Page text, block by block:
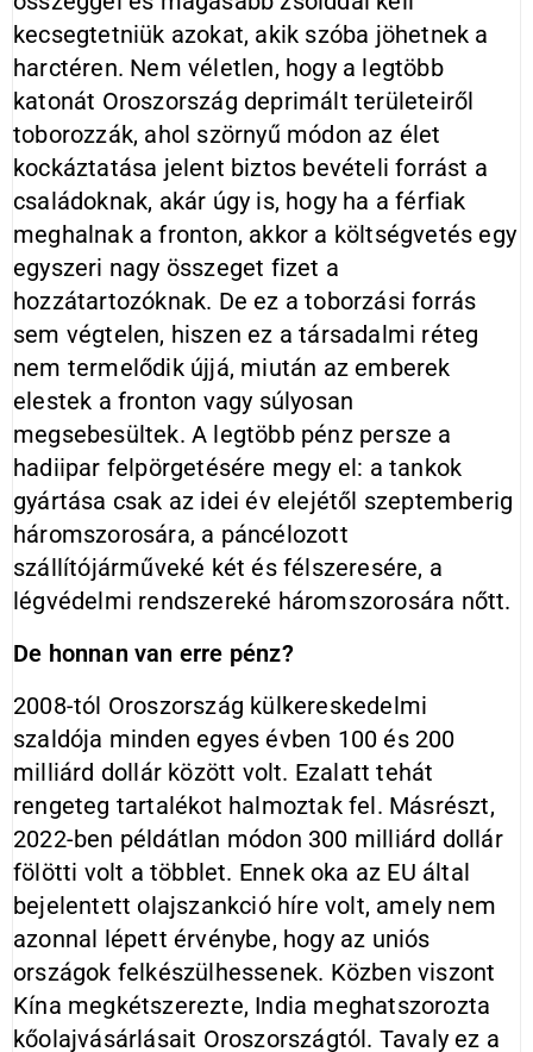
kecsegtetniük azokat, akik szóba jöhetnek a
harctéren. Nem véletlen, hogy a legtöbb
katonát Oroszország deprimált területeiről
toborozzák, ahol szörnyű módon az élet
kockáztatása jelent biztos bevételi forrást a
családoknak, akár úgy is, hogy ha a férfiak
meghalnak a fronton, akkor a költségvetés egy
egyszeri nagy összeget fizet a
hozzátartozóknak. De ez a toborzási forrás
sem végtelen, hiszen ez a társadalmi réteg
nem termelődik újjá, miután az emberek
elestek a fronton vagy súlyosan
megsebesültek. A legtöbb pénz persze a
hadiipar felpörgetésére megy el: a tankok
gyártása csak az idei év elejétől szeptemberig
háromszorosára, a páncélozott
szállítójárműveké két és félszeresére, a
légvédelmi rendszereké háromszorosára nőtt.
De honnan van erre pénz?
2008-tól Oroszország külkereskedelmi
szaldója minden egyes évben 100 és 200
milliárd dollár között volt. Ezalatt tehát
rengeteg tartalékot halmoztak fel. Másrészt,
2022-ben példátlan módon 300 milliárd dollár
fölötti volt a többlet. Ennek oka az EU által
bejelentett olajszankció híre volt, amely nem
azonnal lépett érvénybe, hogy az uniós
országok felkészülhessenek. Közben viszont
Kína megkétszerezte, India meghatszorozta
kőolajvásárlásait Oroszországtól. Tavaly ez a